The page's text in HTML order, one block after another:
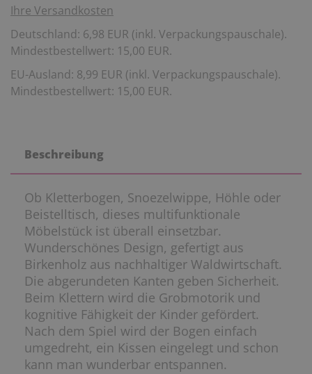
Ihre Versandkosten
Deutschland: 6,98 EUR (inkl. Verpackungspauschale).
Mindestbestellwert: 15,00 EUR.
EU-Ausland: 8,99 EUR (inkl. Verpackungspauschale).
Mindestbestellwert: 15,00 EUR.
Beschreibung
Ob Kletterbogen, Snoezelwippe, Höhle oder
Beistelltisch, dieses multifunktionale
Möbelstück ist überall einsetzbar.
Wunderschönes Design, gefertigt aus
Birkenholz aus nachhaltiger Waldwirtschaft.
Die abgerundeten Kanten geben Sicherheit.
Beim Klettern wird die Grobmotorik und
kognitive Fähigkeit der Kinder gefördert.
Nach dem Spiel wird der Bogen einfach
umgedreht, ein Kissen eingelegt und schon
kann man wunderbar entspannen.